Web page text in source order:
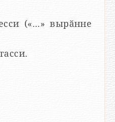
(«...» вырӑнне